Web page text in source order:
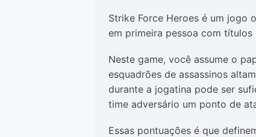
Strike Force Heroes é um jogo
em primeira pessoa com
Neste game, você assume o
esquadrões de assassinos
durante a jogatina pode ser
time adversário um ponto de
Essas pontuações é que